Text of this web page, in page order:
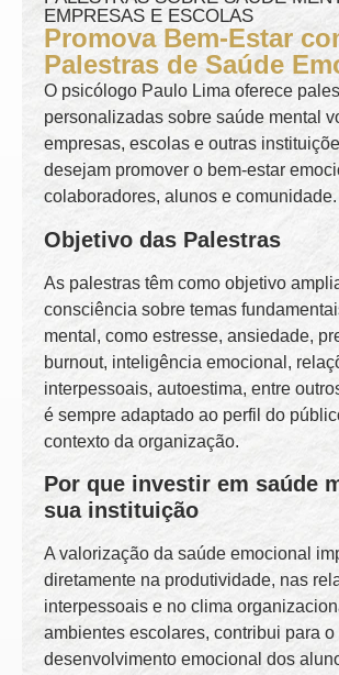
EMPRESAS E ESCOLAS
Promova Bem-Estar
Palestras de Saúde
O psicólogo Paulo Lima oferece
personalizadas sobre saúde mental
empresas, escolas e outras
desejam promover o bem-estar
colaboradores, alunos e comunidade.
Objetivo das Palestras
As palestras têm como objetivo
consciência sobre temas
mental, como estresse, ansiedade,
burnout, inteligência emocional,
interpessoais, autoestima, entre
é sempre adaptado ao perfil do
contexto da organização.
Por que investir em saúde
sua instituição
A valorização da saúde emocional
diretamente na produtividade, nas
interpessoais e no clima
ambientes escolares, contribui para o
desenvolvimento emocional dos